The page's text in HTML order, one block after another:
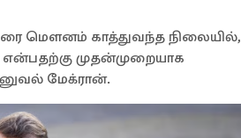
மௌனம் காத்துவந்த நிலையில்,
முதன்முறையாக
மேக்ரான்.